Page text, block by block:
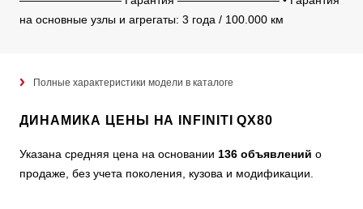
на основные узлы и агрегаты: 3 года / 100.000 км
Полные характеристики модели в каталоге
ДИНАМИКА ЦЕНЫ НА INFINITI QX80
Указана средняя цена на основании 136 объявлений о
продаже, без учета поколения, кузова и модификации.